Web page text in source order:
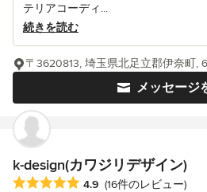
テリアコーディ...
続きを読む
メッセージ
〒3620813, 埼玉県北足立郡伊奈町,
k-design(カワジリデザイン)
平均評価：5つ星中 星4.9
4.9 (16件のレビュー)